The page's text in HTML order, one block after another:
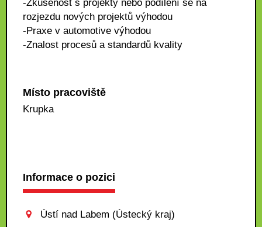
-Zkušenost s projekty nebo podílení se na
rozjezdu nových projektů výhodou
-Praxe v automotive výhodou
-Znalost procesů a standardů kvality
Místo pracoviště
Krupka
Informace o pozici
Ústí nad Labem (Ústecký kraj)